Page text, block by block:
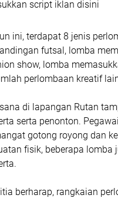
script iklan disini
ini, terdapat 8 jenis
futsal, lomba
show, lomba
perlombaan kreatif
di lapangan Rutan
serta penonton.
gotong royong dan
fisik, beberapa
berharap, rangkaian